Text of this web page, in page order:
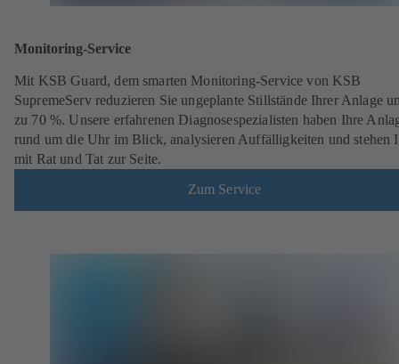
Monitoring-Service
Mit KSB Guard, dem smarten Monitoring-Service von KSB
SupremeServ reduzieren Sie ungeplante Stillstände Ihrer Anlage
zu 70 %. Unsere erfahrenen Diagnosespezialisten haben Ihre
rund um die Uhr im Blick, analysieren Auffälligkeiten und stehen
mit Rat und Tat zur Seite.
Zum Service